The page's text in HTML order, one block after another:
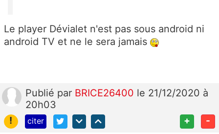
Le player Dévialet n'est pas sous android ni
android TV et ne le sera jamais
Publié par BRICE26400 le 21/12/2020 à
20h03
!
citer + -